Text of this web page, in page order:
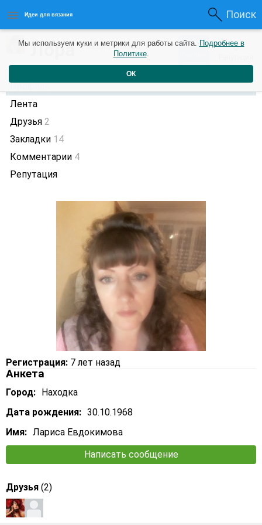
Идеи для вязания Поиск
Лора3 месяца назад 0 0
Профиль
Лента
Друзья 2
Закладки 14
Комментарии 4
Репутация
Регистрация: 7 лет назад
Анкета
Город: Находка
Дата рождения: 30.10.1968
Имя: Лариса Евдокимова
Написать сообщение
Друзья (2)
Мы используем куки и метрики для работы сайта. Подробнее в
Политике.
ОК